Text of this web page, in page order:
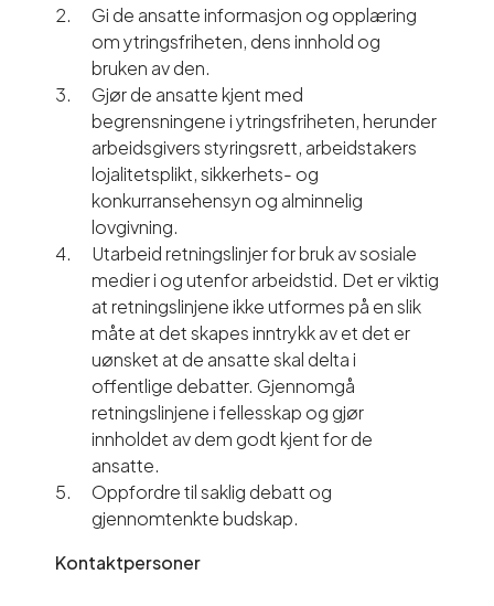
Gi de ansatte informasjon og opplæring
om ytringsfriheten, dens innhold og
bruken av den.
Gjør de ansatte kjent med
begrensningene i ytringsfriheten, herunder
arbeidsgivers styringsrett, arbeidstakers
lojalitetsplikt, sikkerhets- og
konkurransehensyn og alminnelig
lovgivning.
Utarbeid retningslinjer for bruk av sosiale
medier i og utenfor arbeidstid. Det er viktig
at retningslinjene ikke utformes på en slik
måte at det skapes inntrykk av et det er
uønsket at de ansatte skal delta i
offentlige debatter. Gjennomgå
retningslinjene i fellesskap og gjør
innholdet av dem godt kjent for de
ansatte.
Oppfordre til saklig debatt og
gjennomtenkte budskap.
Kontaktpersoner